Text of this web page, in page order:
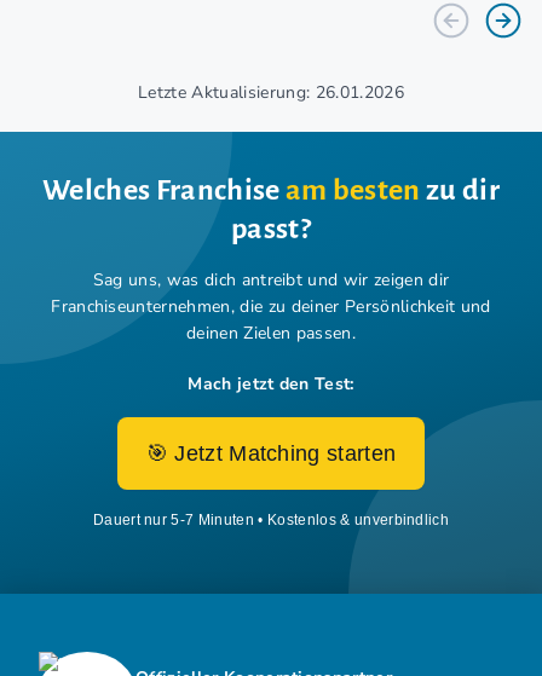
Letzte Aktualisierung: 26.01.2026
Welches Franchiseam besten zu dir
passt?
Sag uns, was dich antreibt und wir zeigen dir
Franchiseunternehmen, die zu deiner Persönlichkeit und
deinen Zielen passen.
Mach jetzt den Test:
🎯 Jetzt Matching starten
Dauert nur 5-7 Minuten • Kostenlos & unverbindlich